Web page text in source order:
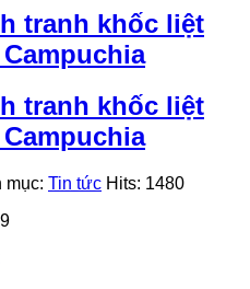
tranh khốc liệt
tranh khốc liệt
mục: Tin tức Hits: 1480